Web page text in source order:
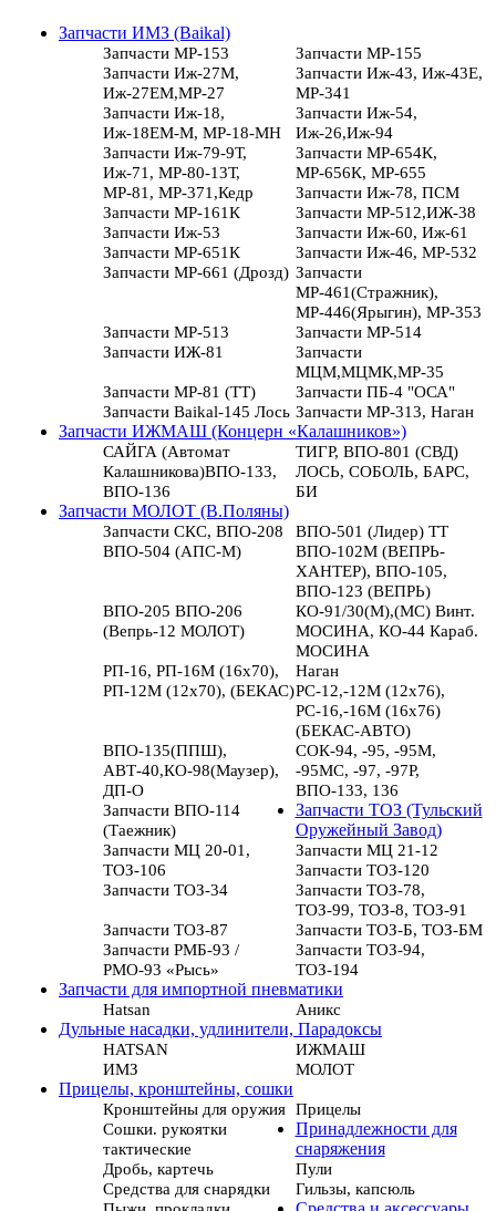
Запчасти ИМЗ (Baikal)
Запчасти МР-153
Запчасти МР-155
Запчасти Иж-27М,
Иж-27ЕМ,МР-27
Запчасти Иж-43, Иж-43Е,
МР-341
Запчасти Иж-18,
Иж-18ЕМ-М, МР-18-МН
Запчасти Иж-54,
Иж-26,Иж-94
Запчасти Иж-79-9Т,
Иж-71, МР-80-13Т,
МР-81, МР-371,Кедр
Запчасти МР-654К,
МР-656К, МР-655
Запчасти Иж-78, ПСМ
Запчасти МР-161К
Запчасти МР-512,ИЖ-38
Запчасти Иж-53
Запчасти Иж-60, Иж-61
Запчасти МР-651К
Запчасти Иж-46, МР-532
Запчасти МР-661 (Дрозд) Запчасти
МР-461(Стражник),
МР-446(Ярыгин), МР-353
Запчасти МР-513
Запчасти МР-514
Запчасти ИЖ-81
Запчасти
МЦМ,МЦМК,МР-35
Запчасти МР-81 (ТТ)
Запчасти ПБ-4 "ОСА"
Запчасти Baikal-145 Лось Запчасти МР-313, Наган
Запчасти ИЖМАШ (Концерн «Калашников»)
САЙГА (Автомат
Калашникова)ВПО-133,
ВПО-136
ТИГР, ВПО-801 (СВД)
ЛОСЬ, СОБОЛЬ, БАРС,
БИ
Запчасти МОЛОТ (В.Поляны)
Запчасти СКС, ВПО-208
ВПО-501 (Лидер) ТТ
ВПО-504 (АПС-М)
ВПО-102М (ВЕПРЬ-
ХАНТЕР), ВПО-105,
ВПО-123 (ВЕПРЬ)
ВПО-205 ВПО-206
(Вепрь-12 МОЛОТ)
КО-91/30(М),(МС) Винт.
МОСИНА, КО-44 Караб.
МОСИНА
РП-16, РП-16М (16х70),
РП-12М (12х70), (БЕКАС)
Наган
РС-12,-12М (12х76),
РС-16,-16М (16х76)
(БЕКАС-АВТО)
ВПО-135(ППШ),
АВТ-40,КО-98(Маузер),
ДП-О
СОК-94, -95, -95М,
-95МС, -97, -97Р,
ВПО-133, 136
Запчасти ВПО-114
(Таежник)
Запчасти ТОЗ (Тульский
Оружейный Завод)
Запчасти МЦ 20-01,
ТОЗ-106
Запчасти МЦ 21-12
Запчасти ТОЗ-120
Запчасти ТОЗ-34
Запчасти ТОЗ-78,
ТОЗ-99, ТОЗ-8, ТОЗ-91
Запчасти ТОЗ-87
Запчасти ТОЗ-Б, ТОЗ-БМ
Запчасти РМБ-93 /
РМО-93 «Рысь»
Запчасти ТОЗ-94,
ТОЗ-194
Запчасти для импортной пневматики
Hatsan
Аникс
Дульные насадки, удлинители, Парадоксы
HATSAN
ИЖМАШ
ИМЗ
МОЛОТ
Прицелы, кронштейны, сошки
Кронштейны для оружия Прицелы
Сошки. рукоятки
тактические
Принадлежности для
снаряжения
Дробь, картечь
Пули
Средства для снарядки
Гильзы, капсюль